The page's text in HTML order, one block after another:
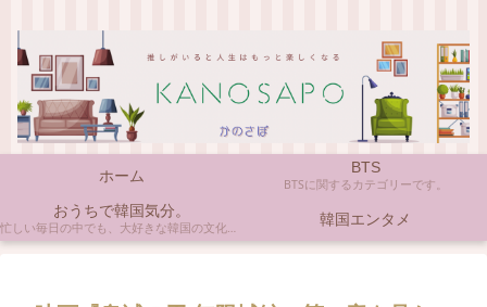
ホーム BTS
BTSに関するカテゴリーです。
おうちで韓国気分。
忙しい毎日の中でも、大好きな韓国の文化やアイテムに触れると心がほっとしますよね。ここでは、自宅で手軽に楽しめる韓国の美味しいもの、お気に入りのコスメ、そして推し活の楽しみ方など、「おうちにいながら韓国気分」に触れられるヒントを私らしくお届けします。 韓国エンタメ